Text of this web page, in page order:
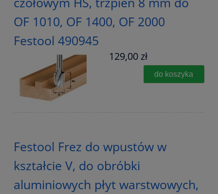
OF 1010, OF 1400, OF 2000
Festool 490945
129,00 zł
do koszyka
Festool Frez do wpustów w
kształcie V, do obróbki
aluminiowych płyt warstwowych,